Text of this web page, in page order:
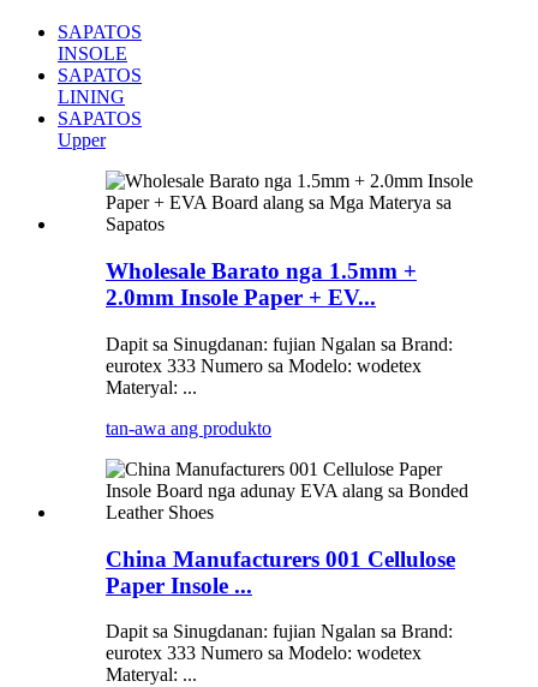
SAPATOS
INSOLE
SAPATOS
LINING
SAPATOS
Upper
Wholesale Barato nga 1.5mm +
2.0mm Insole Paper + EV...
Dapit sa Sinugdanan: fujian Ngalan sa Brand:
eurotex 333 Numero sa Modelo: wodetex
Materyal: ...
tan-awa ang produkto
China Manufacturers 001 Cellulose
Paper Insole ...
Dapit sa Sinugdanan: fujian Ngalan sa Brand:
eurotex 333 Numero sa Modelo: wodetex
Materyal: ...